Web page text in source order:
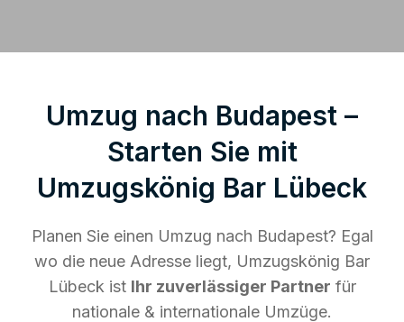
Umzug nach Budapest –
Starten Sie mit
Umzugskönig Bar Lübeck
Planen Sie einen Umzug nach Budapest? Egal
wo die neue Adresse liegt, Umzugskönig Bar
Lübeck ist Ihr zuverlässiger Partner für
nationale & internationale Umzüge.